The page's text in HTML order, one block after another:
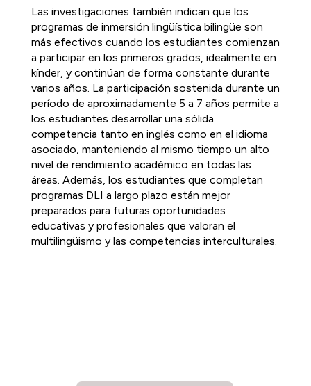
Las investigaciones también indican que los
programas de inmersión lingüística bilingüe son
más efectivos cuando los estudiantes comienzan
a participar en los primeros grados, idealmente en
kínder, y continúan de forma constante durante
varios años. La participación sostenida durante un
período de aproximadamente 5 a 7 años permite a
los estudiantes desarrollar una sólida
competencia tanto en inglés como en el idioma
asociado, manteniendo al mismo tiempo un alto
nivel de rendimiento académico en todas las
áreas. Además, los estudiantes que completan
programas DLI a largo plazo están mejor
preparados para futuras oportunidades
educativas y profesionales que valoran el
multilingüismo y las competencias interculturales.